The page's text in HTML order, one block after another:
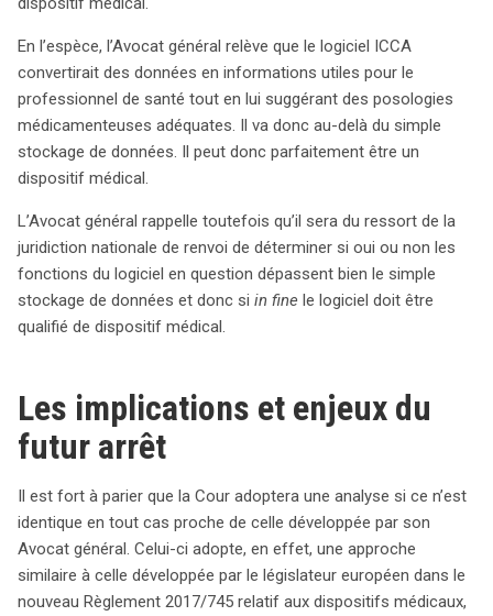
En l’espèce, l’Avocat général relève que le logiciel ICCA
convertirait des données en informations utiles pour le
professionnel de santé tout en lui suggérant des posologies
médicamenteuses adéquates. Il va donc au-delà du simple
stockage de données. Il peut donc parfaitement être un
dispositif médical.
L’Avocat général rappelle toutefois qu’il sera du ressort de la
juridiction nationale de renvoi de déterminer si oui ou non les
fonctions du logiciel en question dépassent bien le simple
stockage de données et donc si in fine le logiciel doit être
qualifié de dispositif médical.
Les implications et enjeux du
futur arrêt
Il est fort à parier que la Cour adoptera une analyse si ce n’est
identique en tout cas proche de celle développée par son
Avocat général. Celui-ci adopte, en effet, une approche
similaire à celle développée par le législateur européen dans le
nouveau Règlement 2017/745 relatif aux dispositifs médicaux,